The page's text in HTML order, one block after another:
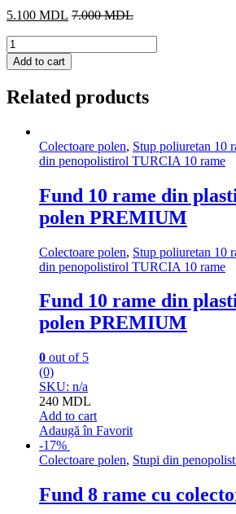
5.100 MDL 7.000MDL
Curatator
polen
quantity
Add to cart
Related products
Colectoare polen, Stup poliuretan 10
din penopolistirol TURCIA 10 rame
Fund 10 rame din
polen PREMIUM
Colectoare polen, Stup poliuretan 10
din penopolistirol TURCIA 10 rame
Fund 10 rame din
polen PREMIUM
0 out of 5
(0)
SKU: n/a
240 MDL
Add to cart
Adaugă în Favorit
-17%
Colectoare polen, Stupi din
Fund 8 rame cu